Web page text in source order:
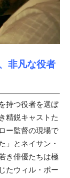
非凡な役者
持つ役者を選ぼ
精鋭キャストた
ー監督の現場で
」とネイサン・
き俳優たちは極
たウィル・ポー